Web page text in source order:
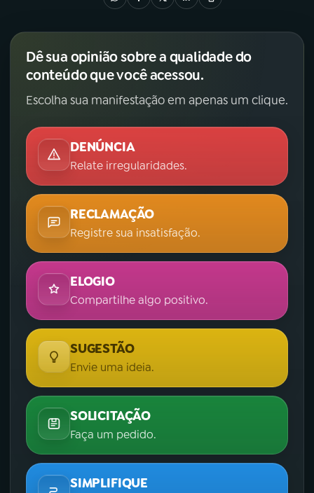
Dê sua opinião sobre a qualidade do
conteúdo que você acessou.
Escolha sua manifestação em apenas um clique.
DENÚNCIA
Relate irregularidades.
RECLAMAÇÃO
Registre sua insatisfação.
ELOGIO
Compartilhe algo positivo.
SUGESTÃO
Envie uma ideia.
SOLICITAÇÃO
Faça um pedido.
SIMPLIFIQUE